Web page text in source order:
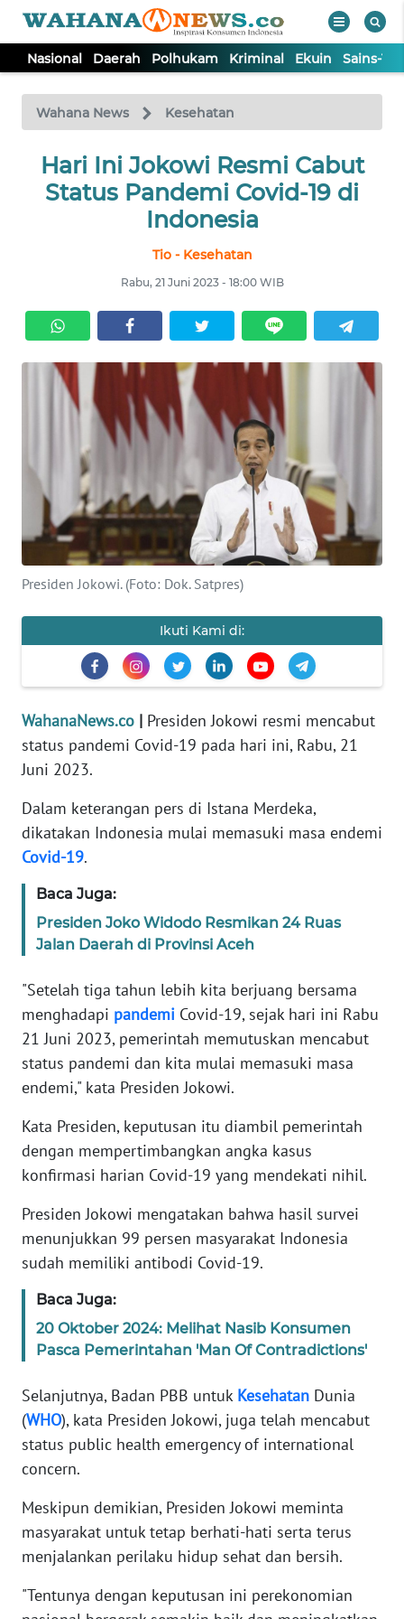
Nasional Daerah Polhukam Kriminal Ekuin Sains-
Wahana News Kesehatan
Hari Ini Jokowi Resmi Cabut
Status Pandemi Covid-19 di
Indonesia
Tio - Kesehatan
Rabu, 21 Juni 2023 - 18:00 WIB
Presiden Jokowi. (Foto: Dok. Satpres)
Ikuti Kami di:
WahanaNews.co | Presiden Jokowi resmi mencabut
status pandemi Covid-19 pada hari ini, Rabu, 21
Juni 2023.
Dalam keterangan pers di Istana Merdeka,
dikatakan Indonesia mulai memasuki masa endemi
Covid-19.
Baca Juga:
Presiden Joko Widodo Resmikan 24 Ruas
Jalan Daerah di Provinsi Aceh
"Setelah tiga tahun lebih kita berjuang bersama
menghadapi pandemi Covid-19, sejak hari ini Rabu
21 Juni 2023, pemerintah memutuskan mencabut
status pandemi dan kita mulai memasuki masa
endemi," kata Presiden Jokowi.
Kata Presiden, keputusan itu diambil pemerintah
dengan mempertimbangkan angka kasus
konfirmasi harian Covid-19 yang mendekati nihil.
Presiden Jokowi mengatakan bahwa hasil survei
menunjukkan 99 persen masyarakat Indonesia
sudah memiliki antibodi Covid-19.
Baca Juga:
20 Oktober 2024: Melihat Nasib Konsumen
Pasca Pemerintahan 'Man Of Contradictions'
Selanjutnya, Badan PBB untuk Kesehatan Dunia
(WHO), kata Presiden Jokowi, juga telah mencabut
status public health emergency of international
concern.
Meskipun demikian, Presiden Jokowi meminta
masyarakat untuk tetap berhati-hati serta terus
menjalankan perilaku hidup sehat dan bersih.
"Tentunya dengan keputusan ini perekonomian
TV
Tutup
NASIONAL
KRIMINAL
EKUIN
SAINS-TEKNO
KESEHATAN
INTERNASIONAL
SERBA-SERBI
PENDIDIKAN
OLAHRAGA
OPINI
EDITORIAL
Informasi
INDEKS
KONTAK
KAMI
INFO
IKLAN
TENTANG
PEDOMAN
MEDIA
SIBER
REDAKSI
KARIR
DISCLAIMER
Wahana
Regional
WN
SUMUT
WN
JAKARTA
WN